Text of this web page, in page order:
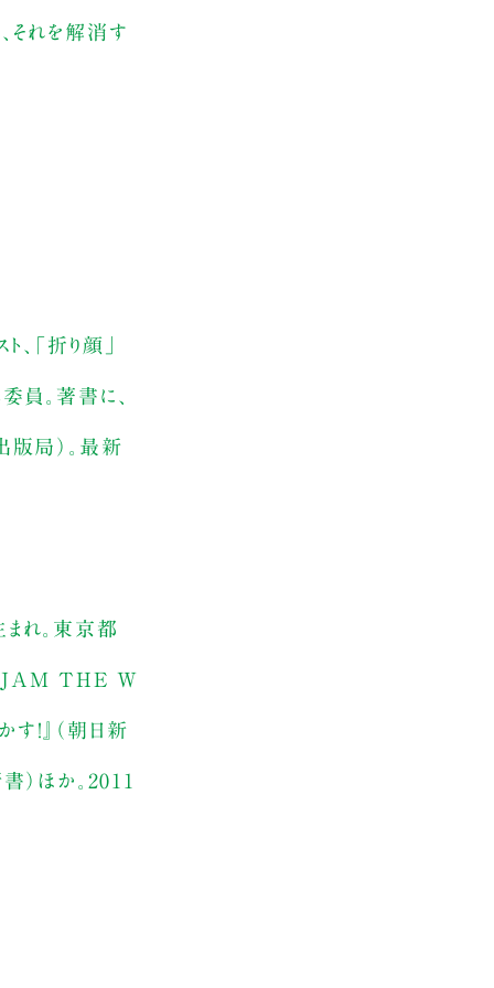
それを解消す
「折り顔」
員。著書に、
版局）。最新
まれ。東京都
「JAM THE W
！』（朝日新
）ほか。2011